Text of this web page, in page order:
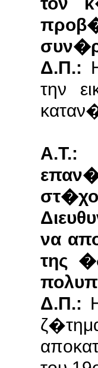
Δ.Π.:
την
Α.Τ.:
να
της
Δ.Π.: